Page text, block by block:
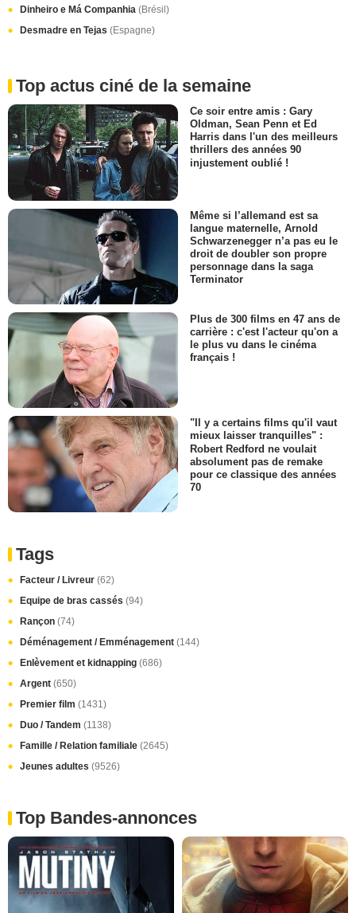
Dinheiro e Má Companhia (Brésil)
Desmadre en Tejas (Espagne)
Top actus ciné de la semaine
Ce soir entre amis : Gary
Oldman, Sean Penn et Ed
Harris dans l'un des meilleurs
thrillers des années 90
injustement oublié !
Même si l’allemand est sa
langue maternelle, Arnold
Schwarzenegger n’a pas eu le
droit de doubler son propre
personnage dans la saga
Terminator
Plus de 300 films en 47 ans de
carrière : c'est l'acteur qu'on a
le plus vu dans le cinéma
français !
"Il y a certains films qu'il vaut
mieux laisser tranquilles" :
Robert Redford ne voulait
absolument pas de remake
pour ce classique des années
70
Tags
Facteur / Livreur (62)
Equipe de bras cassés (94)
Rançon (74)
Déménagement / Emménagement (144)
Enlèvement et kidnapping (686)
Argent (650)
Premier film (1431)
Duo / Tandem (1138)
Famille / Relation familiale (2645)
Jeunes adultes (9526)
Top Bandes-annonces